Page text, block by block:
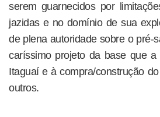
serem guarnecidos por
jazidas e no domínio de sua
de plena autoridade sobre o pré-
caríssimo projeto da base que
Itaguaí e à compra/construção
outros.